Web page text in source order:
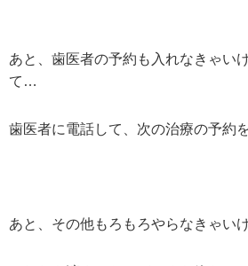
あと、歯医者の予約も入れなきゃい
て…
歯医者に電話して、次の治療の予約
あと、その他もろもろやらなきゃい